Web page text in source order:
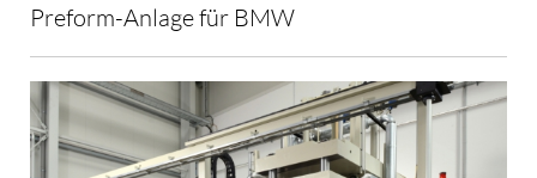
Preform-Anlage für BMW